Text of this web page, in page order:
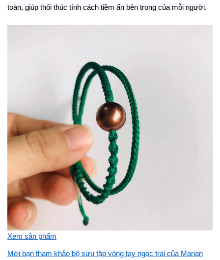
toàn, giúp thôi thúc tính cách tiềm ẩn bên trong của mỗi người.
Xem sản phẩm
Mời bạn tham khảo bộ sưu tập vòng tay ngọc trai của Marian